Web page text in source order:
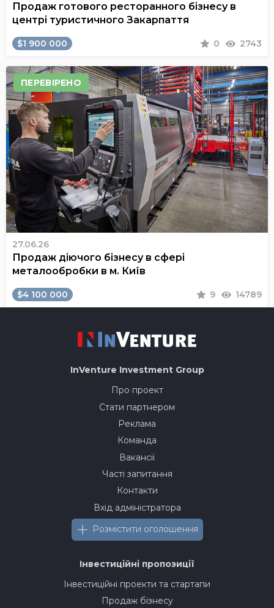
Продаж готового ресторанного бізнесу в
центрі туристичного Закарпаття
$1 900 000 0 2743
ПЕРЕВІРЕНО
27.06.26
Продаж діючого бізнесу в сфері
металообробки в м. Київ
$4 100 000 9 14789
InVenture Investment Group
Про проект
Стати партнером
Реклама
Команда
Вакансії
Часті запитання
Контакти
Вхід адміністратора
Розмістити оголошення
Інвестиційні пропозиції
Інвестиційні проекти та стартапи
Продаж бізнесу